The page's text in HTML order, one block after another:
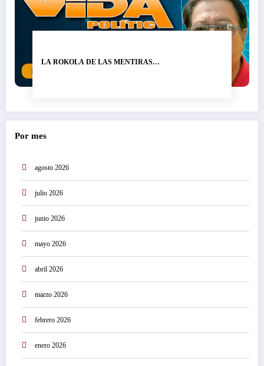
LA ROKOLA DE LAS MENTIRAS…
Por mes
agosto 2026
julio 2026
junio 2026
mayo 2026
abril 2026
marzo 2026
febrero 2026
enero 2026